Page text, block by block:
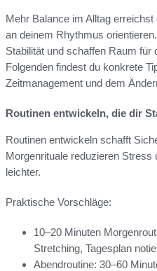
Mehr Balance im Alltag
an deinem Rhythmus
Stabilität und schaffen Raum für
Folgenden findest du konkrete
Zeitmanagement und dem
Routinen entwickeln, die dir
Routinen entwickeln schafft
Morgenrituale reduzieren
leichter.
Praktische Vorschläge:
10–20 Minuten
Stretching, Tagesplan
Abendroutine: 30–60